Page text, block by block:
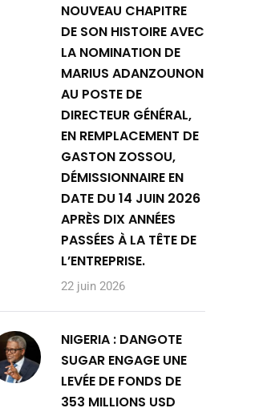
NOUVEAU CHAPITRE
DE SON HISTOIRE AVEC
LA NOMINATION DE
MARIUS ADANZOUNON
AU POSTE DE
DIRECTEUR GÉNÉRAL,
EN REMPLACEMENT DE
GASTON ZOSSOU,
DÉMISSIONNAIRE EN
DATE DU 14 JUIN 2026
APRÈS DIX ANNÉES
PASSÉES À LA TÊTE DE
L’ENTREPRISE.
22 juin 2026
NIGERIA : DANGOTE
SUGAR ENGAGE UNE
LEVÉE DE FONDS DE
353 MILLIONS USD